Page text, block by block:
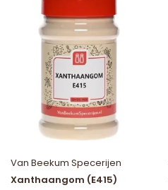
Van Beekum Specerijen
Xanthaangom (E415)